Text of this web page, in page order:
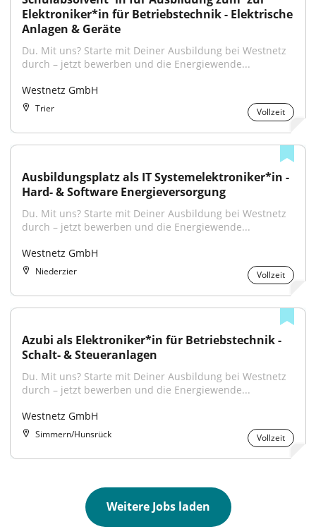
Elektroniker*in für Betriebstechnik - Elektrische
Anlagen & Geräte
Du. Mit uns? Starte mit Deiner Ausbildung bei Westnetz
durch – jetzt bewerben und die Energiewende...
Westnetz GmbH
Trier Vollzeit
Ausbildungsplatz als IT Systemelektroniker*in -
Hard- & Software Energieversorgung
Du. Mit uns? Starte mit Deiner Ausbildung bei Westnetz
durch – jetzt bewerben und die Energiewende...
Westnetz GmbH
Niederzier Vollzeit
Azubi als Elektroniker*in für Betriebstechnik -
Schalt- & Steueranlagen
Du. Mit uns? Starte mit Deiner Ausbildung bei Westnetz
durch – jetzt bewerben und die Energiewende...
Westnetz GmbH
Simmern/Hunsrück Vollzeit
Weitere Jobs laden